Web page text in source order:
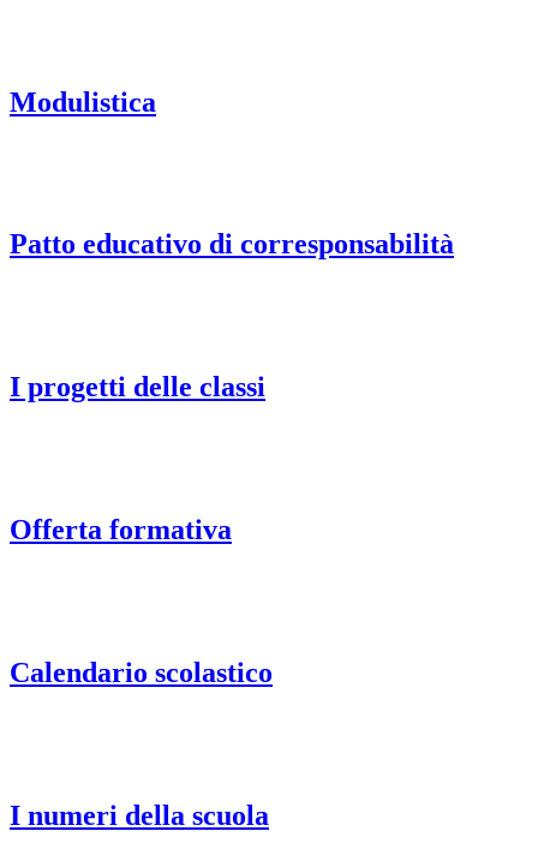
Modulistica
Patto educativo di corresponsabilità
I progetti delle classi
Offerta formativa
Calendario scolastico
I numeri della scuola